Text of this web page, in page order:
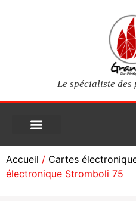
Le spécialiste des
Accueil / Cartes
électronique Stromboli 75